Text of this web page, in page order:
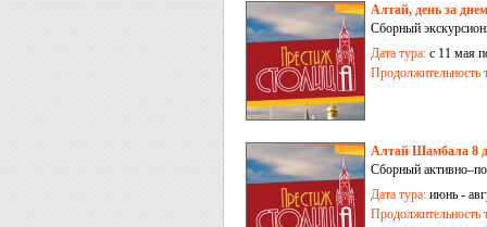
Алтай, день за
Сборный
Дата тура: с 11 мая
Продолжительность
Алтай Шамбала 8
Сборный
Дата тура: июнь -
Продолжительность